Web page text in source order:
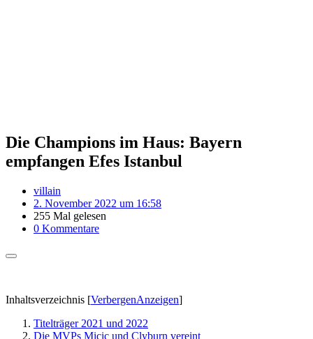
Die Champions im Haus: Bayern
empfangen Efes Istanbul
villain
2. November 2022 um 16:58
255 Mal gelesen
0 Kommentare
Inhaltsverzeichnis [VerbergenAnzeigen]
Titelträger 2021 und 2022
Die MVPs Micic und Clyburn vereint